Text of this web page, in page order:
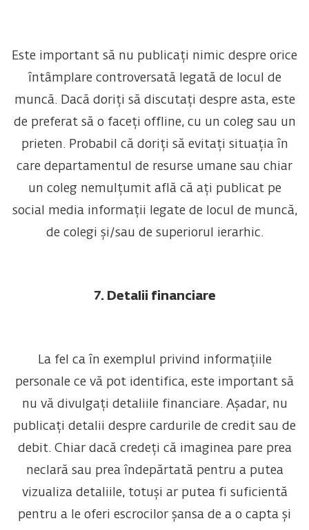
Este important să nu publicați nimic despre orice
întâmplare controversată legată de locul de
muncă. Dacă doriți să discutați despre asta, este
de preferat să o faceți offline, cu un coleg sau un
prieten. Probabil că doriți să evitați situația în
care departamentul de resurse umane sau chiar
un coleg nemulțumit află că ați publicat pe
social media informații legate de locul de muncă,
de colegi și/sau de superiorul ierarhic.
7. Detalii financiare
La fel ca în exemplul privind informațiile
personale ce vă pot identifica, este important să
nu vă divulgați detaliile financiare. Așadar, nu
publicați detalii despre cardurile de credit sau de
debit. Chiar dacă credeți că imaginea pare prea
neclară sau prea îndepărtată pentru a putea
vizualiza detaliile, totuși ar putea fi suficientă
pentru a le oferi escrocilor șansa de a o capta și